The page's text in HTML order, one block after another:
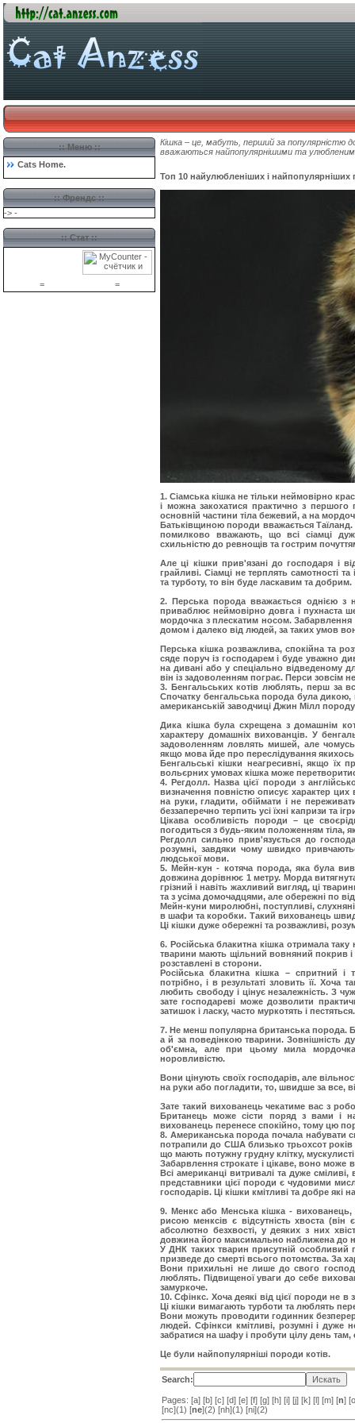
:: Меню ::
Cats Home.
::Френдс::
-> -
:: Стат ::
= =
Кішка – це, мабуть, перший за популярністю
вважаються найпопулярнішими та
Топ 10 найулюбленіших і найпопулярніших
1. Сіамська кішка не тільки неймовірно
і можна закохатися практично з
основній частини тіла бежевий, а на
Батьківщиною породи вважається Таїланд.
помилково вважають, що всі сіамці
схильністю до ревнощів та гострим
Але ці кішки прив'язані до господаря і
грайливі. Сіамці не терплять самотності
та турботу, то він буде ласкавим та добрим.
2. Перськапорода вважається однією з
приваблює неймовірно довга і пухнаста
мордочка з плескатим носом.
домом і далеко від людей, за таких умов
Перська кішка розважлива, спокійна та
сяде поруч із господарем і буде уважно
на дивані або у спеціально відведеному
він із задоволенням пограє. Перси зовсім
3. Бенгальських котів люблять, перш за
Спочатку бенгальська порода була дикою,
американській заводчиці Джин Мілл
Дика кішка була схрещена з домашнім
характеру домашніх вихованців. У
задоволенням ловлять мишей, але
якщо мова йде про переслідування якихось
Бенгальські кішки неагресивні, якщо
вольєрних умовах кішка може
4. Регдолл. Назва цієї породи з
визначення повністю описує характер
на руки, гладити, обіймати і не
беззаперечно терпить усі їхні капризи та
Цікава особливість породи – це
погодиться з будь-яким положенням тіла,
Регдолл сильно прив'язується до
розумні, завдяки чому швидко
людської мови.
5. Мейн-кун - котяча порода, яка була
довжина дорівнює 1 метру. Морда
грізний і навіть жахливий вигляд, ці
та з усіма домочадцями, але обережні по
Мейн-куни миролюбні, поступливі,
в шафи та коробки. Такий вихованець
Ці кішки дуже обережні та розважливі,
6. Російська блакитна кішка отримала
тварини мають щільний вовняний покрив і
розставлені в сторони.
Російська блакитна кішка – спритний і
потрібно, і в результаті зловить її.
любить свободу і цінує незалежність. З
зате господареві може дозволити
затишок і ласку, часто муркотять і пестяться.
7. Не менш популярна британська порода.
а й за поведінкою тварини. Зовнішність
об'ємна, але при цьому мила мордочка.
норовливістю.
Вони цінують своїх господарів, але
на руки або погладити, то, швидше за все,
Зате такий вихованець чекатиме вас з
Британець може сісти поряд з вами і
вихованець перенесе спокійно, тому цю
8. Американська порода почала набувати
потрапили до США близько трьохсот років
що мають потужну грудну клітку,
Забарвлення строкате і цікаве, воно може
Всі американці витривалі та дуже
представники цієї породи є чудовими
господарів. Ці кішки кмітливі та добре які
9. Менкс або Менська кішка - вихованець,
рисою менксів є відсутність хвоста
абсолютно безхвості, у деяких з них
довжина його максимально наближена до
У ДНК таких тварин присутній особливий
призведе до смерті всього потомства. За
Вони прихильні не лише до свого
люблять. Підвищеної уваги до себе
замуркоче.
10. Сфінкс. Хоча деякі від цієї породи не
Ці кішки вимагають турботи та люблять
Вони можуть проводити годинник
людей. Сфінкси кмітливі, розумні і дуже
забратися на шафу і пробути цілу день там,
Це були найпопулярніші породи котів.
Search:
Pages: [a] [b] [c] [d] [e] [f] [g] [h] [i] [j] [k] [] [m] [n] [o
[nc](1) [ne](2) [nh](1) [ni](2)